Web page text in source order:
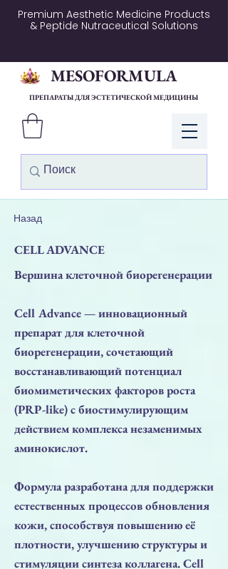
Premium Aesthetic Medicine Products
& Peptide Nutraceutical Solutions
Войти
MESOFORMULA
ПРЕПАРАТЫ ДЛЯ ЭСТЕТИЧЕСКОЙ МЕДИЦИНЫ
Назад
CELL ADVANCE
Вершина клеточной биорегенерации
Cell Advance — инновационный
препарат для клеточной
биорегенерации, сочетающий
восстанавливающий потенциал
биомиметических факторов роста
(PRP-like) с биостимулирующим
действием комплекса незаменимых
аминокислот.
Формула разработана для поддержки
естественных процессов обновления
кожи, способствуя повышению её
плотности, улучшению структуры и
стимуляции синтеза коллагена. Cell